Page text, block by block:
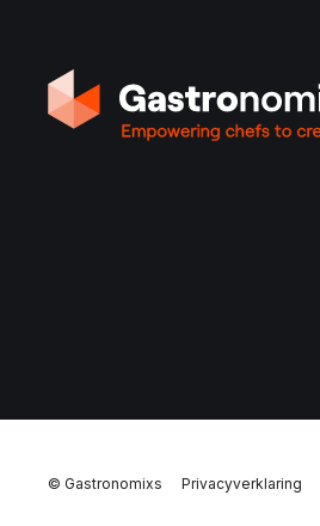
© Gastronomixs Privacyverklaring